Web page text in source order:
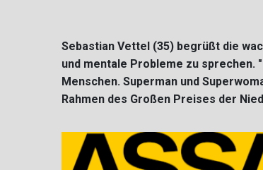
Sebastian Vettel (35) begrüßt die
und mentale Probleme zu sprechen.
Menschen. Superman und
Rahmen des Großen Preises der